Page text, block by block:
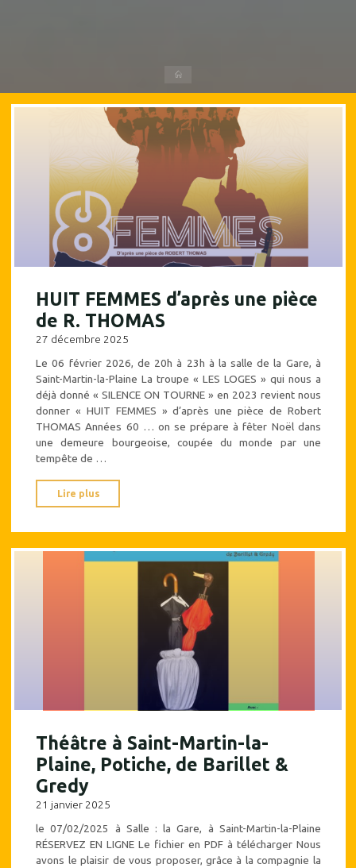
HUIT FEMMES d’après une pièce
de R. THOMAS
27 décembre 2025
Le 06 février 2026, de 20h à 23h à la salle de la Gare, à
Saint-Martin-la-Plaine La troupe « LES LOGES » qui nous a
déjà donné « SILENCE ON TOURNE » en 2023 revient nous
donner « HUIT FEMMES » d’après une pièce de Robert
THOMAS Années 60 … on se prépare à fêter Noël dans
une demeure bourgeoise, coupée du monde par une
tempête de …
Lire plus
FEMMES
une
Théâtre à Saint-Martin-la-
Plaine, Potiche, de Barillet &
Gredy
21 janvier 2025
le 07/02/2025 à Salle : la Gare, à Saint-Martin-la-Plaine
RÉSERVEZ EN LIGNE Le fichier en PDF à télécharger Nous
avons le plaisir de vous proposer, grâce à la compagnie la